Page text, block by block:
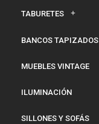
TABURETES
BANCOS TAPIZADOS
MUEBLES VINTAGE
ILUMINACIÓN
SILLONES Y SOFÁS